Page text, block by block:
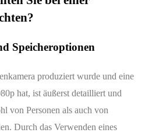
Speicheroptionen
produziert wurde und eine
hat, ist äußerst detailliert und
von Personen als auch von
Durch das Verwenden eines